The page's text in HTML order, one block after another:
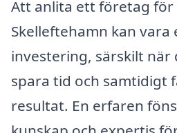
Att anlita ett företag
Skelleftehamn kan vara
investering, särskilt när
spara tid och samtidigt
resultat. En erfaren